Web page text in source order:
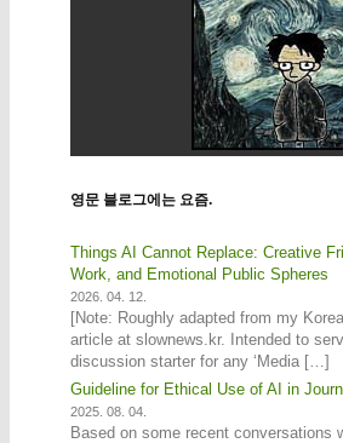
영문 블로그에는 요즘.
Things AI Cannot Replace: Creative
Work, and Emotional Public Spheres
2026. 04. 12.
[Note: Roughly adapted from my
article at slownews.kr. Intended to
discussion starter for any ‘Media […]
Guideline for Ethical Use of AI in
2025. 08. 04.
Based on some recent conversations